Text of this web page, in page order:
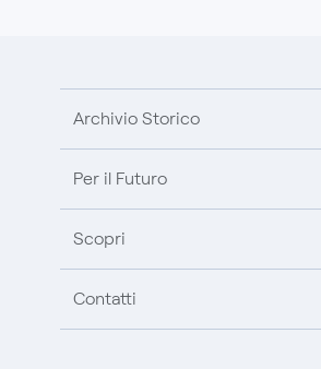
Archivio Storico
Per il Futuro
Scopri
Contatti